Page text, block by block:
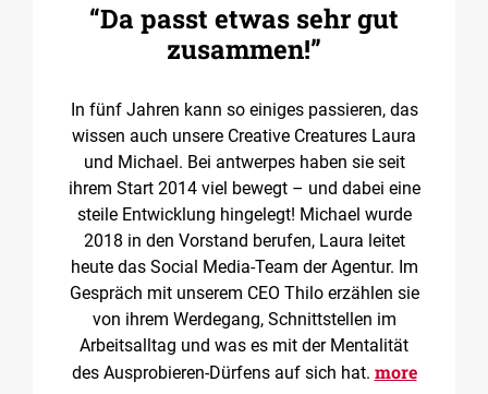
“Da passt etwas sehr gut
zusammen!”
In fünf Jahren kann so einiges passieren, das
wissen auch unsere Creative Creatures Laura
und Michael. Bei antwerpes haben sie seit
ihrem Start 2014 viel bewegt – und dabei eine
steile Entwicklung hingelegt! Michael wurde
2018 in den Vorstand berufen, Laura leitet
heute das Social Media-Team der Agentur. Im
Gespräch mit unserem CEO Thilo erzählen sie
von ihrem Werdegang, Schnittstellen im
Arbeitsalltag und was es mit der Mentalität
des Ausprobieren-Dürfens auf sich hat. more